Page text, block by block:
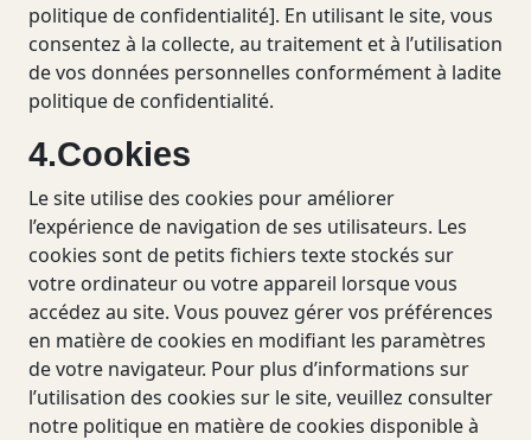
politique de confidentialité]. En utilisant le site, vous
consentez à la collecte, au traitement et à l’utilisation
de vos données personnelles conformément à ladite
politique de confidentialité.
4.Cookies
Le site utilise des cookies pour améliorer
l’expérience de navigation de ses utilisateurs. Les
cookies sont de petits fichiers texte stockés sur
votre ordinateur ou votre appareil lorsque vous
accédez au site. Vous pouvez gérer vos préférences
en matière de cookies en modifiant les paramètres
de votre navigateur. Pour plus d’informations sur
l’utilisation des cookies sur le site, veuillez consulter
notre politique en matière de cookies disponible à